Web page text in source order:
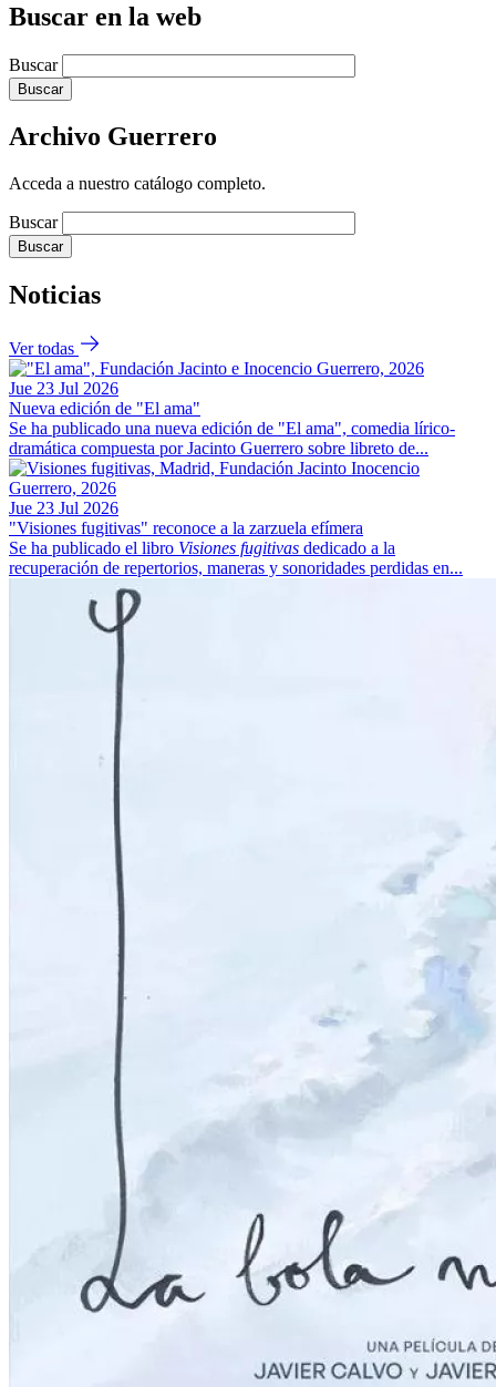
Buscar en la web
Buscar
Buscar
Archivo Guerrero
Acceda a nuestro catálogo completo.
Buscar
Buscar
Noticias
Ver todas
Jue 23 Jul 2026
Nueva edición de "El ama"
Se ha publicado una nueva edición de "El ama", comedia lírico-
dramática compuesta por Jacinto Guerrero sobre libreto de...
Jue 23 Jul 2026
"Visiones fugitivas" reconoce a la zarzuela efímera
Se ha publicado el libro Visiones fugitivas dedicado a la
recuperación de repertorios, maneras y sonoridades perdidas en...